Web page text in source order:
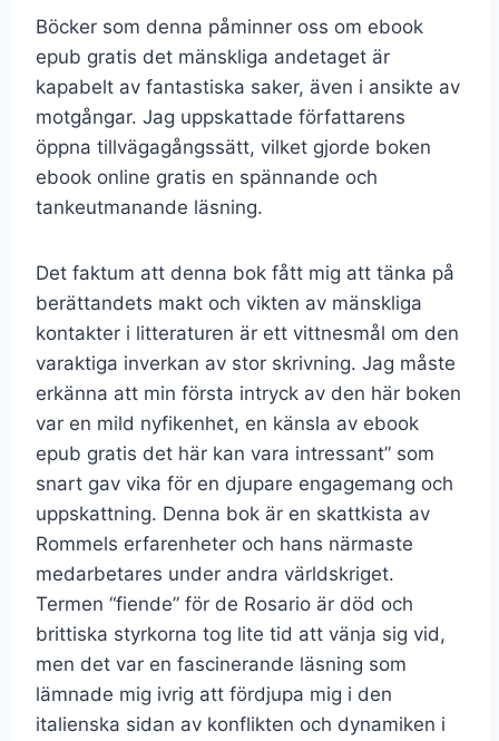
Böcker som denna påminner oss om ebook
epub gratis det mänskliga andetaget är
kapabelt av fantastiska saker, även i ansikte av
motgångar. Jag uppskattade författarens
öppna tillvägagångssätt, vilket gjorde boken
ebook online gratis en spännande och
tankeutmanande läsning.
Det faktum att denna bok fått mig att tänka på
berättandets makt och vikten av mänskliga
kontakter i litteraturen är ett vittnesmål om den
varaktiga inverkan av stor skrivning. Jag måste
erkänna att min första intryck av den här boken
var en mild nyfikenhet, en känsla av ebook
epub gratis det här kan vara intressant” som
snart gav vika för en djupare engagemang och
uppskattning. Denna bok är en skattkista av
Rommels erfarenheter och hans närmaste
medarbetares under andra världskriget.
Termen “fiende” för de Rosario är död och
brittiska styrkorna tog lite tid att vänja sig vid,
men det var en fascinerande läsning som
lämnade mig ivrig att fördjupa mig i den
italienska sidan av konflikten och dynamiken i